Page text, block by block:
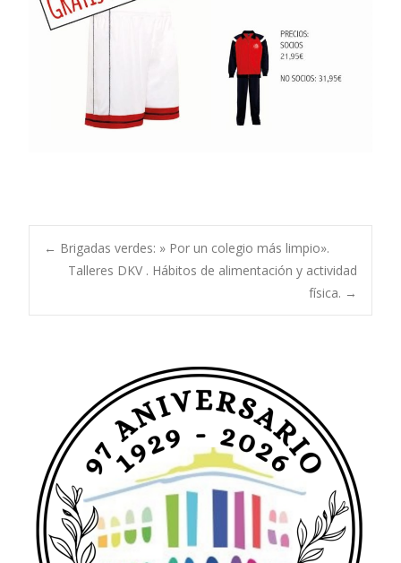
Navegación
de
entradas
← Brigadas verdes: » Por un colegio más limpio».
Talleres DKV . Hábitos de alimentación y actividad
física. →